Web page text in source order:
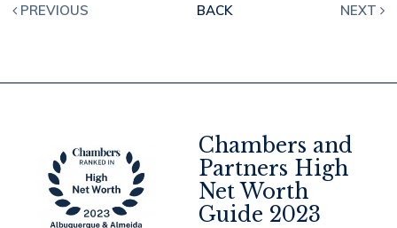
PREVIOUS BACK NEXT
Chambers and
Partners High
Net Worth
Guide 2023